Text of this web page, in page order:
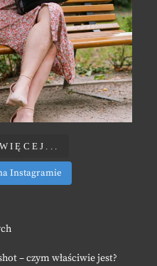
Instagramie
– czym właściwie jest?